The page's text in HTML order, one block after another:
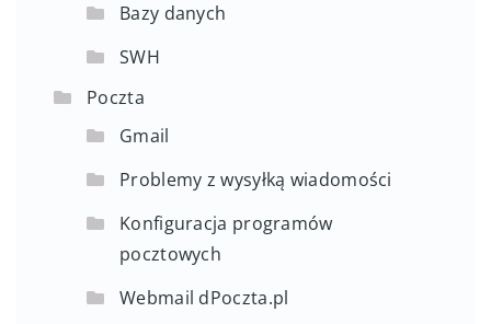
Bazy danych
SWH
Poczta
Gmail
Problemy z wysyłką wiadomości
Konfiguracja programów
pocztowych
Webmail dPoczta.pl